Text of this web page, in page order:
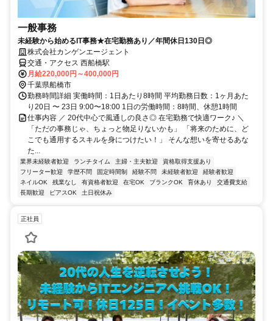
一般事務
未経験から始めるIT事務★在宅勤務あり／年間休日130日◎
株式会社カンゲンエージェント
交通・アクセス 西船橋駅
月給220,000円～400,000円
千葉県船橋市
勤務時間詳細 実働時間：1日あたり8時間 平均勤務日数：1ヶ月あた
り20日 〜 23日 9:00〜18:00 1日の労働時間：8時間、休憩1時間
仕事内容 ／ 20代中心で風通しの良さ◎ 在宅勤務で快適ワーク♪ ＼
「ただの事務じゃ、ちょっと物足りないかも」 「将来のために、ど
こでも通用するスキルを身につけたい！」 そんな想いを寄せるあな
た...
業界未経験者歓迎 ランチタイム 主婦・主夫歓迎
資格取得支援あり
フリーター歓迎
学歴不問 固定時間制 経験不問 未経験者歓迎
経験者歓迎
ネイルOK
残業なし 有資格者歓迎 在宅OK ブランクOK 育休あり
交通費支給
長期歓迎
ピアスOK 土日祝休み
正社員